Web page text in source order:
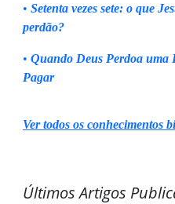
• Setenta vezes sete: o que
perdão?
• Quando Deus Perdoa uma
Pagar
Ver todos os conhecimentos
Últimos Artigos